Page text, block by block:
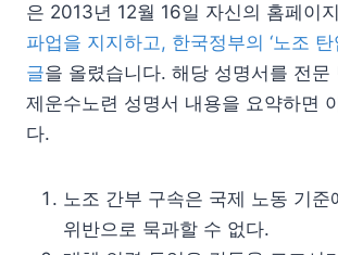
은 2013년 12월 16일 자신의 홈페이
파업을 지지하고, 한국정부의 ‘노조 탄
글을 올렸습니다. 해당 성명서를 전문
제운수노련 성명서 내용을 요약하면
다.
노조 간부 구속은 국제 노동 기준
위반으로 묵과할 수 없다.